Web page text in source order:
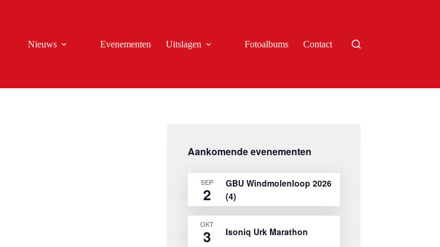
Nieuws Evenementen Uitslagen Fotoalbums Contact
Aankomende evenementen
SEP
2
GBU Windmolenloop 2026
(4)
OKT
3 Isoniq Urk Marathon